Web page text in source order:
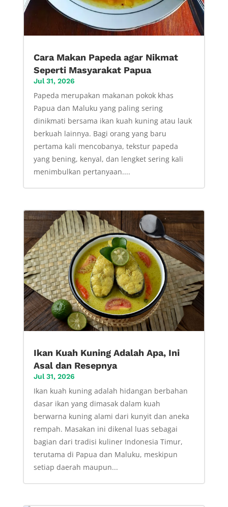
Cara Makan Papeda agar Nikmat
Seperti Masyarakat Papua
Jul 31, 2026
Papeda merupakan makanan pokok khas
Papua dan Maluku yang paling sering
dinikmati bersama ikan kuah kuning atau lauk
berkuah lainnya. Bagi orang yang baru
pertama kali mencobanya, tekstur papeda
yang bening, kenyal, dan lengket sering kali
menimbulkan pertanyaan....
Ikan Kuah Kuning Adalah Apa, Ini
Asal dan Resepnya
Jul 31, 2026
Ikan kuah kuning adalah hidangan berbahan
dasar ikan yang dimasak dalam kuah
berwarna kuning alami dari kunyit dan aneka
rempah. Masakan ini dikenal luas sebagai
bagian dari tradisi kuliner Indonesia Timur,
terutama di Papua dan Maluku, meskipun
setiap daerah maupun...